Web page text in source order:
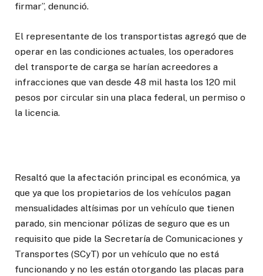
firmar”, denunció.
El representante de los transportistas agregó que de
operar en las condiciones actuales, los operadores
del transporte de carga se harían acreedores a
infracciones que van desde 48 mil hasta los 120 mil
pesos por circular sin una placa federal, un permiso o
la licencia.
Resaltó que la afectación principal es económica, ya
que ya que los propietarios de los vehículos pagan
mensualidades altísimas por un vehículo que tienen
parado, sin mencionar pólizas de seguro que es un
requisito que pide la Secretaría de Comunicaciones y
Transportes (SCyT) por un vehículo que no está
funcionando y no les están otorgando las placas para